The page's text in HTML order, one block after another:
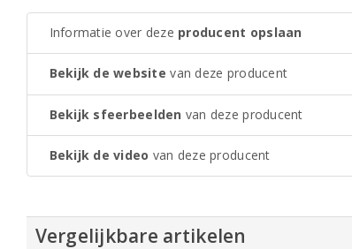
Informatie over deze producent opslaan
Bekijk de website van deze producent
Bekijk sfeerbeelden van deze producent
Bekijk de video van deze producent
Vergelijkbare artikelen